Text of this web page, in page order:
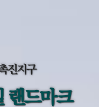
진지구
랜드마크